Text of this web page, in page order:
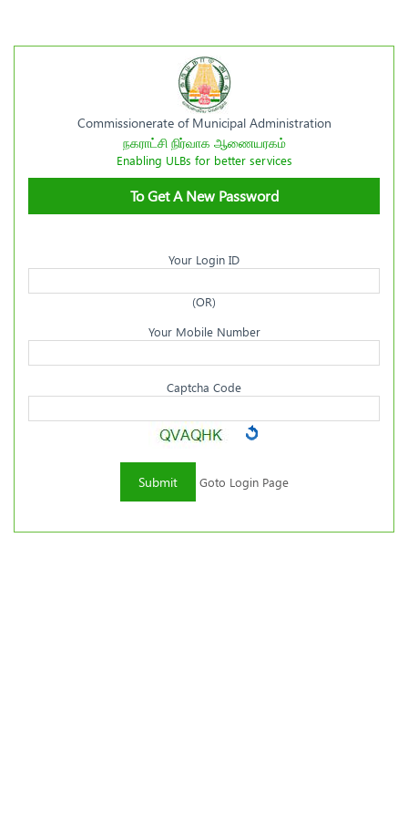
Commissionerate of Municipal Administration
நகராட்சி நிர்வாக ஆணையரகம்
Enabling ULBs for better services
To Get A New Password
Your Login ID
(OR)
Your Mobile Number
Captcha Code
Goto Login Page